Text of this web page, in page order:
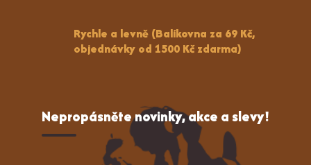
Rychle a levně (Balíkovna za 69 Kč,
objednávky od 1500 Kč zdarma)
Nepropásněte novinky, akce a slevy!